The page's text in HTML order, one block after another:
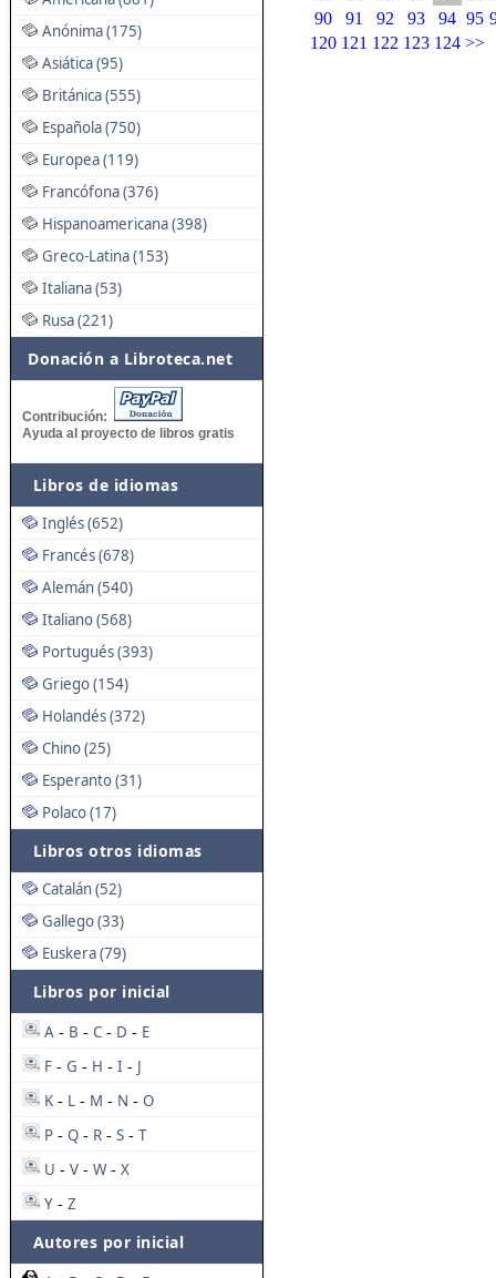
Anónima (175)
Asiática (95)
Británica (555)
Española (750)
Europea (119)
Francófona (376)
Hispanoamericana (398)
Greco-Latina (153)
Italiana (53)
Rusa (221)
Donación a Libroteca.net
Contribución:
Ayuda al proyecto de libros gratis
Libros de idiomas
Inglés (652)
Francés (678)
Alemán (540)
Italiano (568)
Portugués (393)
Griego (154)
Holandés (372)
Chino (25)
Esperanto (31)
Polaco (17)
Libros otros idiomas
Catalán (52)
Gallego (33)
Euskera (79)
Libros por inicial
A - B - C - D - E
F - G - H - I - J
K - L - M - N - O
P - Q - R - S - T
U - V - W - X
Y - Z
Autores por inicial
90
91 92 93 94 95
120 121 122 123 124 >>